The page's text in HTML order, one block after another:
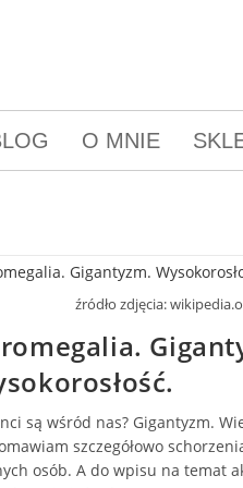
O MNIE
źródło zdjęcia:
są wśród nas? Gigantyzm.
szczegółowo
osób. A do wpisu na temat